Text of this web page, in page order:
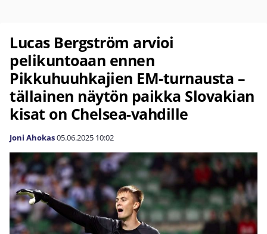
Lucas Bergström arvioi
pelikuntoaan ennen
Pikkuhuuhkajien EM-turnausta –
tällainen näytön paikka Slovakian
kisat on Chelsea-vahdille
Joni Ahokas05.06.2025 10:02